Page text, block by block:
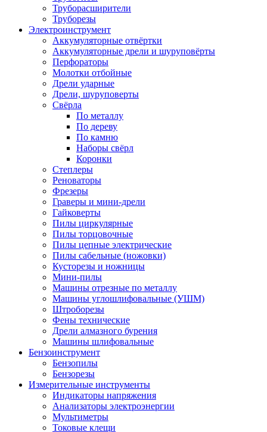
Труборасширители
Труборезы
Электроинструмент
Аккумуляторные отвёртки
Аккумуляторные дрели и шуруповёрты
Перфораторы
Молотки отбойные
Дрели ударные
Дрели, шуруповерты
Свёрла
По металлу
По дереву
По камню
Наборы свёрл
Коронки
Степлеры
Реноваторы
Фрезеры
Граверы и мини-дрели
Гайковерты
Пилы циркулярные
Пилы торцовочные
Пилы цепные электрические
Пилы сабельные (ножовки)
Кусторезы и ножницы
Мини-пилы
Машины отрезные по металлу
Машины углошлифовальные (УШМ)
Штроборезы
Фены технические
Дрели алмазного бурения
Машины шлифовальные
Бензоинструмент
Бензопилы
Бензорезы
Измерительные инструменты
Индикаторы напряжения
Анализаторы электроэнергии
Мультиметры
Токовые клещи